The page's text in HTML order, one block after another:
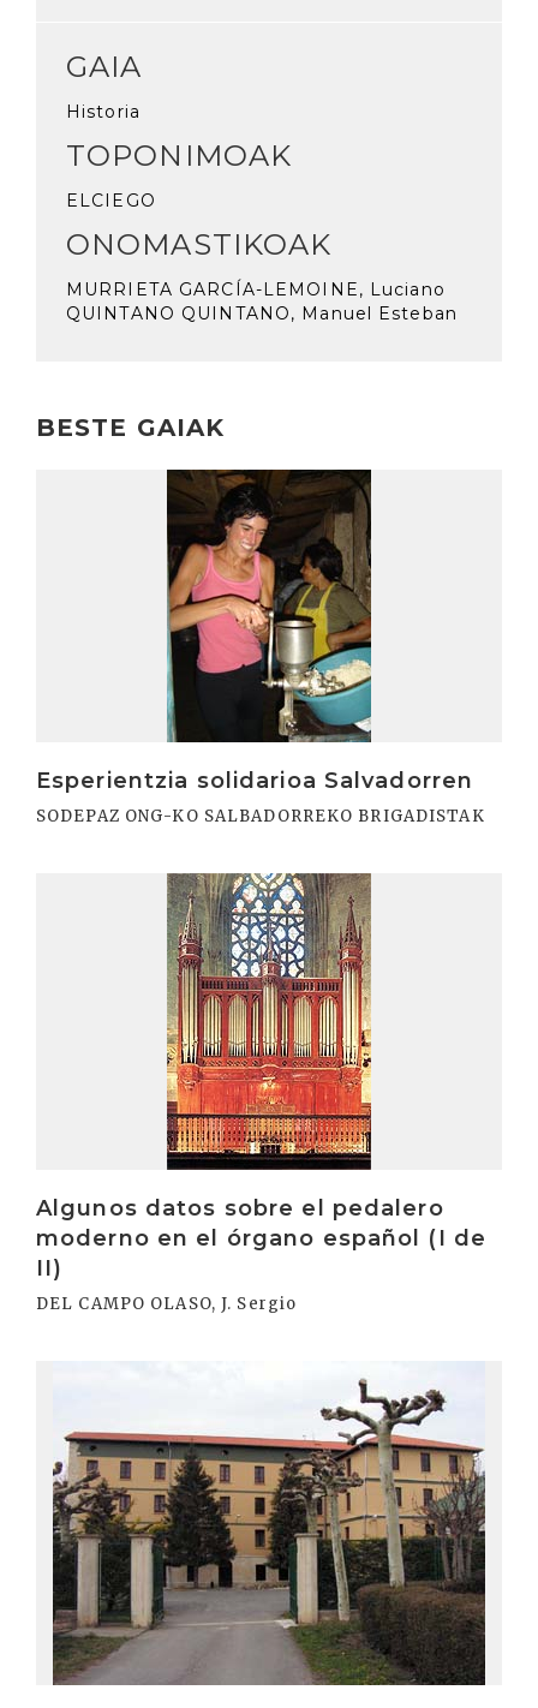
GAIA
Historia
TOPONIMOAK
ELCIEGO
ONOMASTIKOAK
MURRIETA GARCÍA-LEMOINE, Luciano
QUINTANO QUINTANO, Manuel Esteban
BESTE GAIAK
Esperientzia solidarioa Salvadorren
SODEPAZ ONG-KO SALBADORREKO BRIGADISTAK
Algunos datos sobre el pedalero
moderno en el órgano español (I de
II)
DEL CAMPO OLASO, J. Sergio